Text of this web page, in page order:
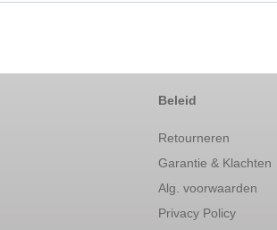
Beleid
Retourneren
Garantie & Klachten
Alg. voorwaarden
Privacy Policy